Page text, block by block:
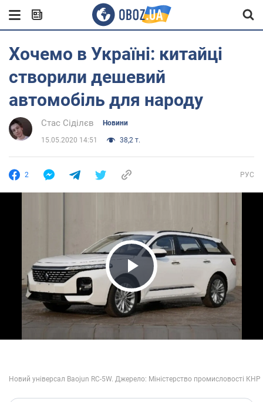
Хочемо в Україні: китайці
створили дешевий
автомобіль для народу
Стас Сіділєв Новини
15.05.2020 14:51 38,2 т.
2 РУС
Play Video